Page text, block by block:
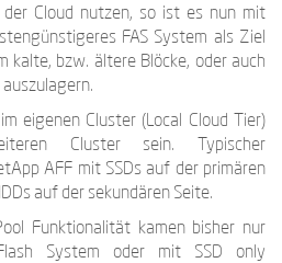
Cloud nutzen, so ist es nun mit
FAS System als Ziel
kalte, bzw. ältere Blöcke, oder auch
eigenen Cluster (Local Cloud Tier)
Cluster sein. Typischer
AFF mit SSDs auf der primären
auf der sekundären Seite.
Funktionalität kamen bisher nur
System oder mit SSD only